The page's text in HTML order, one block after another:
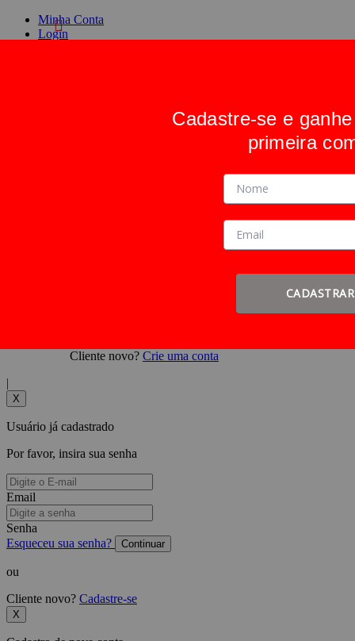
Minha Conta
Login
Cliente novo? Crie uma conta
|
X
Usuário já cadastrado
Por favor, insira sua senha
Email
Senha
Esqueceu sua senha?
Continuar
ou
Cliente novo? Cadastre-se
X
Cadastre-se e
primeira
CADASTRAR